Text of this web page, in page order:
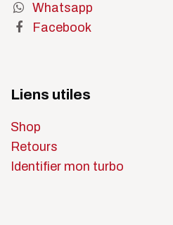
Whatsapp
Facebook
Liens utiles
Shop
Retours
Identifier mon turbo